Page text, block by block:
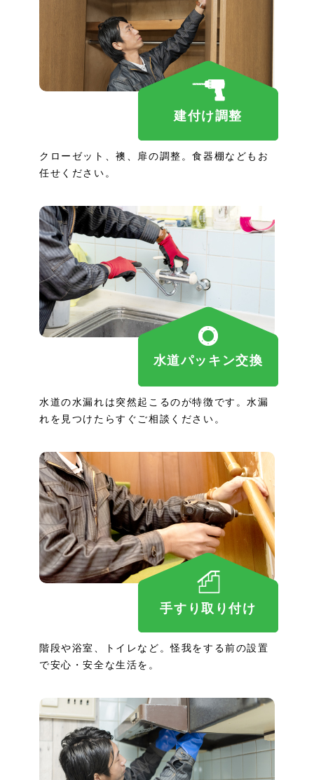
建付け調整
クローゼット、襖、扉の調整。食器棚などもお
任せください。
水道パッキン交換
水道の水漏れは突然起こるのが特徴です。水漏
れを見つけたらすぐご相談ください。
手すり取り付け
階段や浴室、トイレなど。怪我をする前の設置
で安心・安全な生活を。